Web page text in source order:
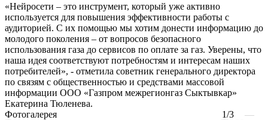
«Нейросети – это инструмент, который уже активно
используется для повышения эффективности работы с
аудиторией. С их помощью мы хотим донести информацию до
молодого поколения – от вопросов безопасного
использования газа до сервисов по оплате за газ. Уверены, что
наша идея соответствуют потребностям и интересам наших
потребителей», - отметила советник генерального директора
по связям с общественностью и средствами массовой
информации ООО «Газпром межрегионгаз Сыктывкар»
Екатерина Тюленева.
Фотогалерея
1/3 —